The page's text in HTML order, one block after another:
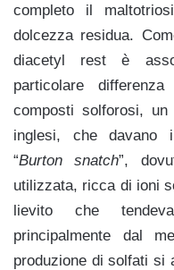
completo il
dolcezza residua.
diacetyl rest è
particolare
composti solforosi,
inglesi, che davano
“Burton snatch”,
utilizzata, ricca di ioni
lievito che
principalmente dal
produzione di solfati si